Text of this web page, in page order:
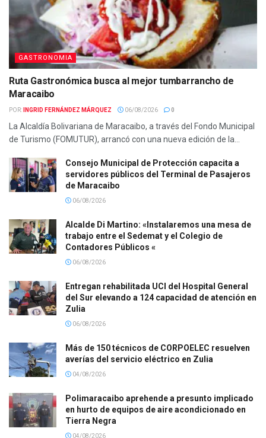
GASTRONOMIA
Ruta Gastronómica busca al mejor tumbarrancho de
Maracaibo
POR: INGRID FERNÁNDEZ MÁRQUEZ 06/08/2026 0
La Alcaldía Bolivariana de Maracaibo, a través del Fondo Municipal
de Turismo (FOMUTUR), arrancó con una nueva edición de la...
Consejo Municipal de Protección capacita a
servidores públicos del Terminal de Pasajeros
de Maracaibo
06/08/2026
Alcalde Di Martino: «Instalaremos una mesa de
trabajo entre el Sedemat y el Colegio de
Contadores Públicos «
06/08/2026
Entregan rehabilitada UCI del Hospital General
del Sur elevando a 124 capacidad de atención en
Zulia
06/08/2026
Más de 150 técnicos de CORPOELEC resuelven
averías del servicio eléctrico en Zulia
04/08/2026
Polimaracaibo aprehende a presunto implicado
en hurto de equipos de aire acondicionado en
Tierra Negra
04/08/2026